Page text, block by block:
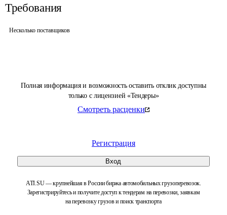
Полная информация и возможность оставить отклик доступны
только с лицензией «Тендеры»
Смотреть расценки
Регистрация
Вход
ATI.SU — крупнейшая в России биржа автомобильных грузоперевозок.
Зарегистрируйтесь и получите доступ к тендерам на перевозки, заявкам
на перевозку грузов и поиск транспорта
Требования
Несколько поставщиков